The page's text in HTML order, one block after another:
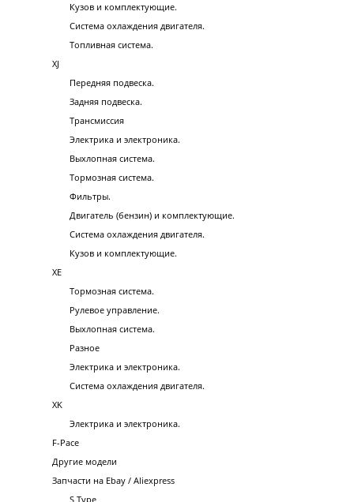
Кузов и комплектующие.
Система охлаждения двигателя.
Топливная система.
XJ
Передняя подвеска.
Задняя подвеска.
Трансмиссия
Электрика и электроника.
Выхлопная система.
Тормозная система.
Фильтры.
Двигатель (бензин) и комплектующие.
Система охлаждения двигателя.
Кузов и комплектующие.
XE
Тормозная система.
Рулевое управление.
Выхлопная система.
Разное
Электрика и электроника.
Система охлаждения двигателя.
XK
Электрика и электроника.
F-Pace
Другие модели
Запчасти на Ebay / Aliexpress
S Type